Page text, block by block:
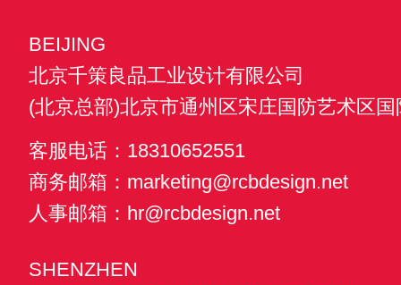
BEIJING
北京千策良品工业设计有限公司
(北京总部)北京市通州区宋庄国防艺术区
客服电话：18310652551
商务邮箱：marketing@rcbdesign.net
人事邮箱：hr@rcbdesign.net
SHENZHEN